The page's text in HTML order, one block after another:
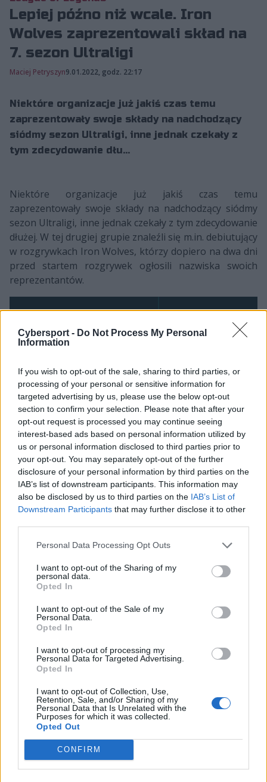
Cybersport - Do Not Process My Personal
Information
If you wish to opt-out of the sale, sharing to third parties, or
processing of your personal or sensitive information for
targeted advertising by us, please use the below opt-out
section to confirm your selection. Please note that after your
opt-out request is processed you may continue seeing
interest-based ads based on personal information utilized by
us or personal information disclosed to third parties prior to
your opt-out. You may separately opt-out of the further
disclosure of your personal information by third parties on the
IAB’s list of downstream participants. This information may
also be disclosed by us to third parties on the IAB’s List of
Downstream Participants that may further disclose it to other
Personal Data Processing Opt Outs
I want to opt-out of the Sharing of my
personal data.
Opted In
I want to opt-out of the Sale of my
Personal Data.
Opted In
I want to opt-out of processing my
Personal Data for Targeted Advertising.
Opted In
I want to opt-out of Collection, Use,
Retention, Sale, and/or Sharing of my
Personal Data that Is Unrelated with the
Purposes for which it was collected.
Opted Out
CONFIRM
Lepiej późno niż wcale. Iron
Wolves zaprezentowali skład na
7. sezon Ultraligi
Maciej Petryszyn9.01.2022, godz. 22:17
Niektóre organizacje już jakiś czas temu
zaprezentowały swoje składy na nadchodzący
siódmy sezon Ultraligi, inne jednak czekały z
tym zdecydowanie dłu...
Niektóre organizacje już jakiś czas temu
zaprezentowały swoje składy na nadchodzący siódmy
sezon Ultraligi, inne jednak czekały z tym zdecydowanie
dłużej. W tej drugiej grupie znaleźli się m.in. debiutujący
w rozgrywkach Iron Wolves, którzy dopiero na dwa dni
przed startem rozgrywek ogłosili nazwiska swoich
reprezentantów.
Wilki w komplecie
Z zespołu, który w październiku mógł świętować
sukces przy okazji Expansion Tournament, pozostał
tylko jeden gracz. Jest to Saulius "Saulius" Lukošius, 24-
letni midlaner, który jeszcze w 2015 roku miał szansę
na awans do europejskiego League Championship
Series. Wówczas jednak jego Ascension dość szybko
pożegnało się z marzeniami, a sam Lukošius ograniczył
dotychczas zaprezentować, chociaż aż trzykrotnie
stawał do gry o bilet na wspomniany turniej. Niemniej
teraz przed nim kolejne wyzwanie w karierze, czyli
poprowadzenie Wilków do udanego debiutu w
Ultralidze.
Pomogą mu w tym m.in. jego rodak, Eimantas "Yashiro"
Šniukas, który miniony rok spędził pod skrzydłami
Gentlemen's Gaming, a w przeszłości związany był
również z PRIDE. W najwyższej klasie rozgrywkowej w
Polsce grał też w przeszłości Kacper "Czypsy"
Zaparucha, jedyny Polak w składzie Iron Wolves. Co
warte wspomnienia, rodzimy support powraca na
nasze podwórko po kilkumiesięcznej przygodzie ze
sceną grecką. Tam brał w barwach mYinsanity, a jego
klubowym kolegą był Paris "Souli" Sitzoukis, który teraz